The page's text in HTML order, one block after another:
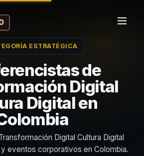
ESTRATÉGICA
de
Digital
Digital en
Digital Cultura Digital
eventos corporativos en Colombia.